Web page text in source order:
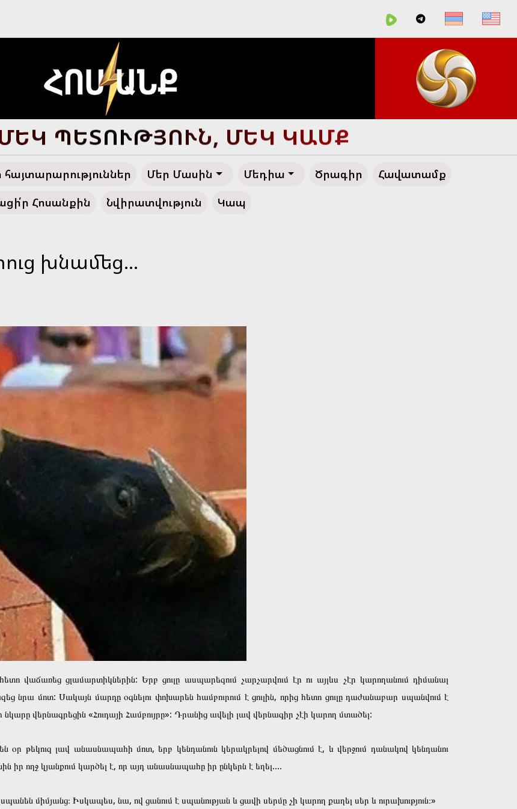
ԴԵՊԻ՛ ՓԱՌԱՀԵՂ ԱՊԱԳԱ
Մեր Մասին Մեդիա Ծրագիր
Հավատամք
Հոսանքին
Նվիրատվություն Կապ
խնամեց...
վաճառեց ցլամարտիկներին: Երբ ցուլը ասպարեզում չարչարվում էր ու այլևս չէր կարողանում դիմանալ
նրա մոտ: Սակայն մարդը օգնելու փոխարեն համբուրում է ցուլին, որից հետո ցուլը դաժանաբար սպանվում է
վերնագրեցին «Հուդայի Համբույրը»: Դրանից ավելի լավ վերնագիր չէի կարող մտածել:
լավ անասնապահի մոտ, երբ կենդանուն կերակրելով մեծացնում է, և վերջում դանակով կենդանու
իր ողջ կյանքում կարծել է, որ այդ անասնապահը իր ընկերն է եղել....
միմյանց։ Իսկապես, նա, ով ցանում է սպանության և ցավի սերմը չի կարող քաղել սեր և ուրախություն։»